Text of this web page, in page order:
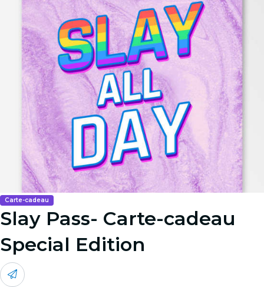
Carte-cadeau
Slay Pass- Carte-cadeau
Special Edition